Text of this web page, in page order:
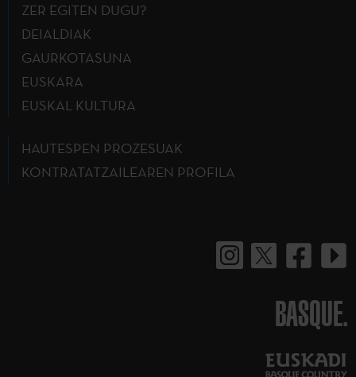
ZER EGITEN DUGU?
DEIALDIAK
GAURKOTASUNA
EUSKARA
EUSKAL KULTURA
HAUTESPEN PROZESUAK
KONTRATATZAILEAREN PROFILA
BASQUE.